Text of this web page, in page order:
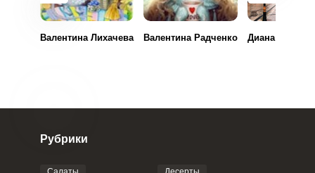
Валентина Лихачева Валентина Радченко Диана Зубова
Рубрики
или